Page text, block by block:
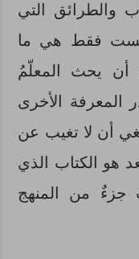
التي
ليست فقط هي ما
أن يحث المعلّمُ
المعرفة الأخرى
أن لا تغيب عن
هو الكتاب الذي
جزءٌ من المنهج